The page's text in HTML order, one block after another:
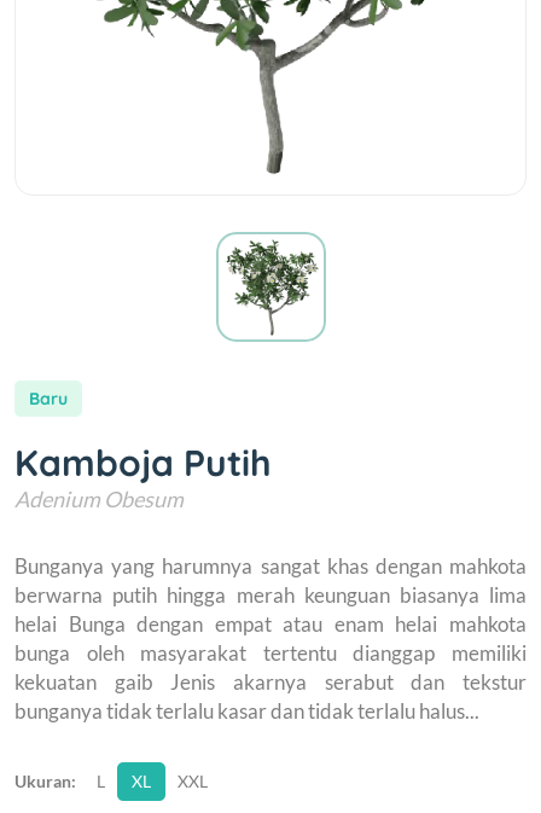
Baru
Kamboja Putih
Adenium Obesum
Bunganya yang harumnya sangat khas dengan mahkota
berwarna putih hingga merah keunguan biasanya lima
helai Bunga dengan empat atau enam helai mahkota
bunga oleh masyarakat tertentu dianggap memiliki
kekuatan gaib Jenis akarnya serabut dan tekstur
bunganya tidak terlalu kasar dan tidak terlalu halus...
Ukuran: L XL XXL